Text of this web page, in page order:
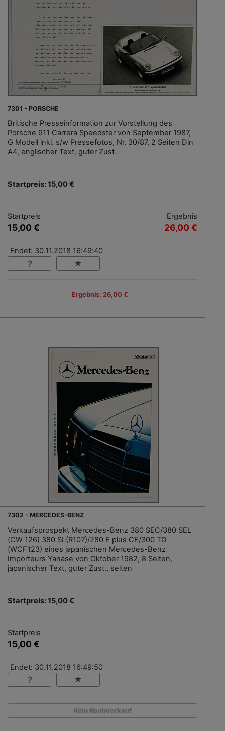
7301 - PORSCHE
Britische Presseinformation zur Vorstellung des
Porsche 911 Carrera Speedster von September 1987,
G Modell inkl. s/w Pressefotos, Nr. 30/87, 2 Seiten Din
A4, englischer Text, guter Zust.
Startpreis: 15,00 €
Startpreis
15,00 €
Ergebnis
26,00 €
Endet: 30.11.2018 16:49:40
Ergebnis: 26,00 €
7302 - MERCEDES-BENZ
Verkaufsprospekt Mercedes-Benz 380 SEC/380 SEL
(CW 126) 380 SL(R107)/280 E plus CE/300 TD
(WCF123) eines japanischen Mercedes-Benz
Importeurs Yanase von Oktober 1982, 8 Seiten,
japanischer Text, guter Zust., selten
Startpreis: 15,00 €
Startpreis
15,00 €
Endet: 30.11.2018 16:49:50
Kein Nachverkauf